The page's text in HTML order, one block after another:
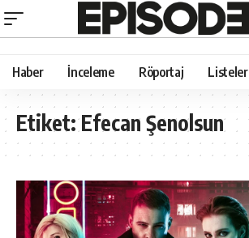
Haber İnceleme Röportaj Listeler
Etiket:Efecan Şenolsun